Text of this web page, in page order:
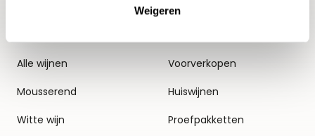
Weigeren
Alle wijnen
Mousserend
Witte wijn
Thema's
Voorverkopen
Huiswijnen
Proefpakketten